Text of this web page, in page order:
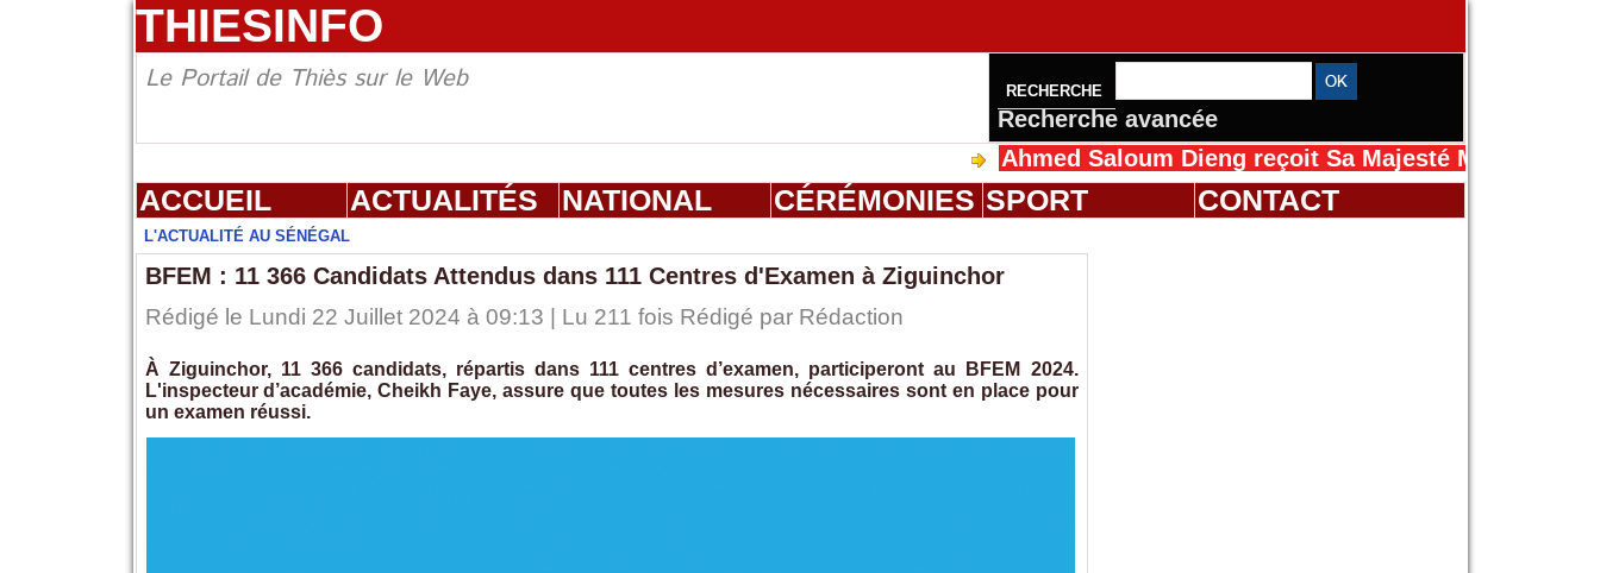
THIESINFO
Le Portail de Thiès sur le Web RECHERCHE
Recherche avancée
Ahmed Saloum Dieng reçoit Sa Majesté Mansah Cissé au
ACCUEIL ACTUALITÉS NATIONAL CÉRÉMONIES SPORT CONTACT
L'ACTUALITÉ AU SÉNÉGAL
BFEM : 11 366 Candidats Attendus dans 111 Centres d'Examen à Ziguinchor
Rédigé le Lundi 22 Juillet 2024 à 09:13 | Lu 211 fois Rédigé par Rédaction
À Ziguinchor, 11 366 candidats, répartis dans 111 centres d’examen, participeront au BFEM 2024.
L'inspecteur d’académie, Cheikh Faye, assure que toutes les mesures nécessaires sont en place pour
un examen réussi.